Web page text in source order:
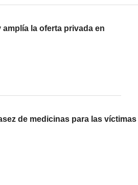
la oferta privada en
de medicinas para las víctimas